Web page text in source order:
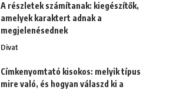
A részletek számítanak: kiegészítők,
amelyek karaktert adnak a
megjelenésednek
Divat
Címkenyomtató kisokos: melyik típus
mire való, és hogyan válaszd ki a